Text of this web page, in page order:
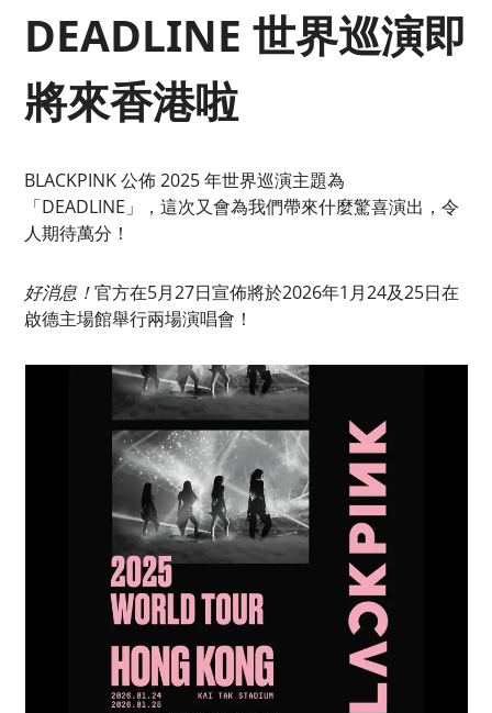
DEADLINE 世界巡演即
將來香港啦
BLACKPINK 公佈 2025 年世界巡演主題為
「DEADLINE」，這次又會為我們帶來什麼驚喜演出，令
人期待萬分！
好消息！官方在5月27日宣佈將於2026年1月24及25日在
啟德主場館舉行兩場演唱會！